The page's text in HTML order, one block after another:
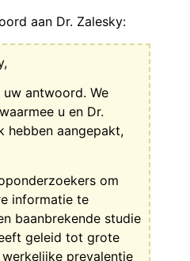
aan Dr. Zalesky:
antwoord. We
u en Dr.
hebben aangepakt,
om
informatie te
baanbrekende studie
geleid tot grote
prevalentie